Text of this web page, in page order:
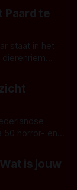
een goede
verga jij van
Paard te
staat in het
50 horror- en
is jouw